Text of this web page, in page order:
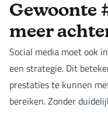
Gewoonte
meer
Social media moet ook
een strategie. Dit
prestaties te kunnen
bereiken. Zonder